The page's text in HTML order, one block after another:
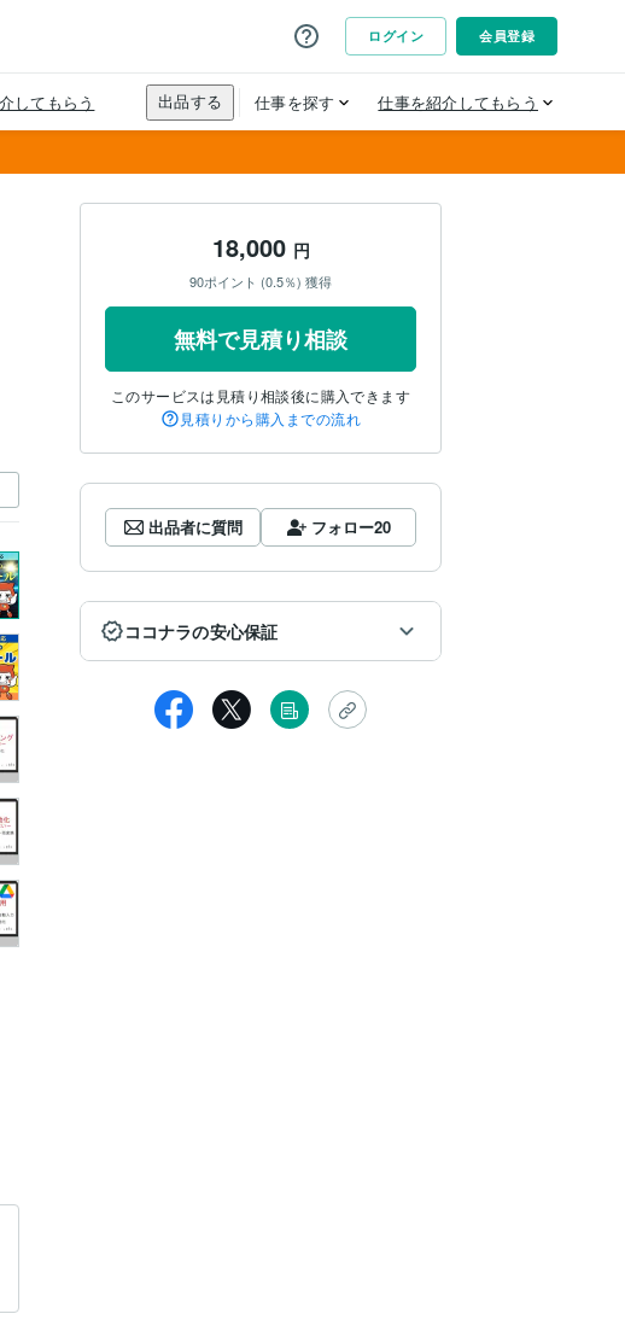
18,000 円
90ポイント (0.5％) 獲得
無料で見積り相談
このサービスは見積り相談後に購入できます
見積りから購入までの流れ
出品者に質問 フォロー20
ココナラの安心保証